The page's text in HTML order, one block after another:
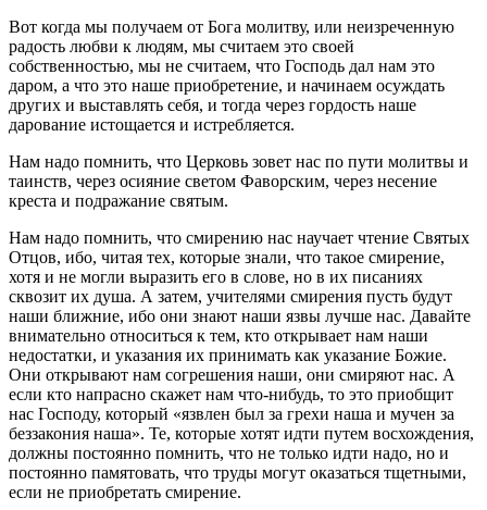
Вот когда мы получаем от Бога молитву, или неизреченную
радость любви к людям, мы считаем это своей
собственностью, мы не считаем, что Господь дал нам это
даром, а что это наше приобретение, и начинаем осуждать
других и выставлять себя, и тогда через гордость наше
дарование истощается и истребляется.
Нам надо помнить, что Церковь зовет нас по пути молитвы и
таинств, через осияние светом Фаворским, через несение
креста и подражание святым.
Нам надо помнить, что смирению нас научает чтение Святых
Отцов, ибо, читая тех, которые знали, что такое смирение,
хотя и не могли выразить его в слове, но в их писаниях
сквозит их душа. А затем, учителями смирения пусть будут
наши ближние, ибо они знают наши язвы лучше нас. Давайте
внимательно относиться к тем, кто открывает нам наши
недостатки, и указания их принимать как указание Божие.
Они открывают нам согрешения наши, они смиряют нас. А
если кто напрасно скажет нам что-нибудь, то это приобщит
нас Господу, который «язвлен был за грехи наша и мучен за
беззакония наша». Те, которые хотят идти путем восхождения,
должны постоянно помнить, что не только идти надо, но и
постоянно памятовать, что труды могут оказаться тщетными,
если не приобретать смирение.